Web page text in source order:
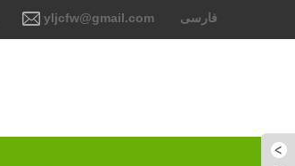
yljcfw@gmail.com فارسی